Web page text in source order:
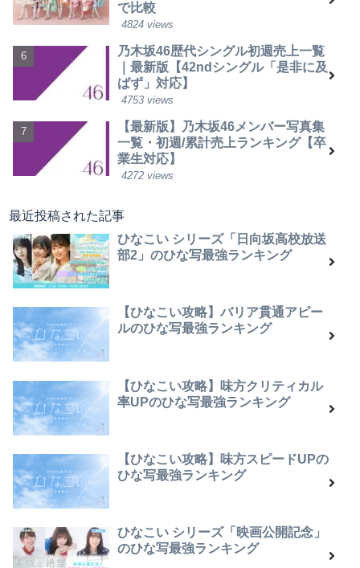
で比較
4824 views
乃木坂46歴代シングル初週売上一覧
｜最新版【42ndシングル「是非に及
ばず」対応】
4753 views
【最新版】乃木坂46メンバー写真集
一覧・初週/累計売上ランキング【卒
業生対応】
4272 views
最近投稿された記事
ひなこい シリーズ「日向坂高校放送
部2」のひな写最強ランキング
【ひなこい攻略】バリア貫通アピー
ルのひな写最強ランキング
【ひなこい攻略】味方クリティカル
率UPのひな写最強ランキング
【ひなこい攻略】味方スピードUPの
ひな写最強ランキング
ひなこい シリーズ「映画公開記念」
のひな写最強ランキング